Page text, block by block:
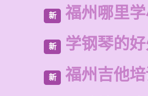
新 福州哪里
新 学钢琴的
新 福州吉他